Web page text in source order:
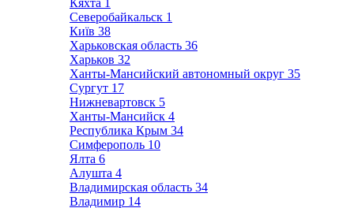
Кяхта 1
Северобайкальск 1
Київ 38
Харьковская область 36
Харьков 32
Ханты-Мансийский автономный округ 35
Сургут 17
Нижневартовск 5
Ханты-Мансийск 4
Республика Крым 34
Симферополь 10
Ялта 6
Алушта 4
Владимирская область 34
Владимир 14